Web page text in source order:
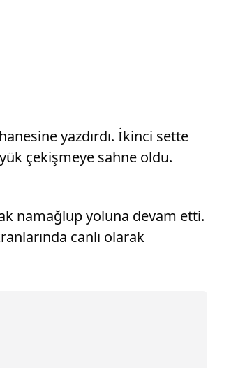
yazdırdı. İkinci sette
çekişmeye sahne oldu.
namağlup yoluna devam etti.
canlı olarak